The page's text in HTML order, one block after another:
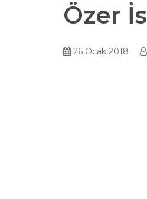
Özer
26 Ocak 2018